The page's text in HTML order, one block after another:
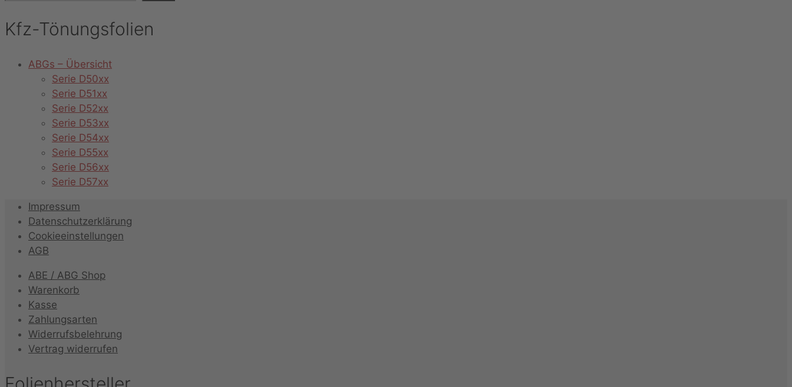
Kfz-Tönungsfolien
ABGs – Übersicht
Serie D50xx
Serie D51xx
Serie D52xx
Serie D53xx
Serie D54xx
Serie D55xx
Serie D56xx
Serie D57xx
Impressum
Datenschutzerklärung
Cookieeinstellungen
AGB
ABE / ABG Shop
Warenkorb
Kasse
Zahlungsarten
Widerrufsbelehrung
Vertrag widerrufen